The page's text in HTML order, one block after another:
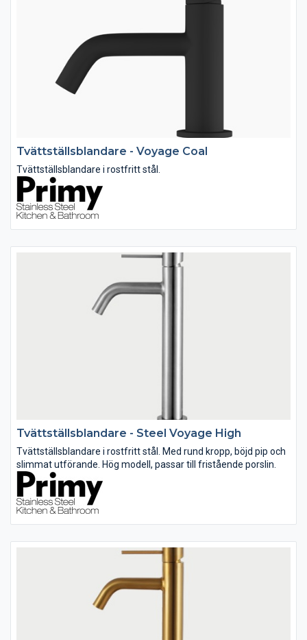
Tvättställsblandare - Voyage Coal
Tvättställsblandare i rostfritt stål.
Tvättställsblandare - Steel Voyage High
Tvättställsblandare i rostfritt stål. Med rund kropp, böjd pip och
slimmat utförande. Hög modell, passar till fristående porslin.